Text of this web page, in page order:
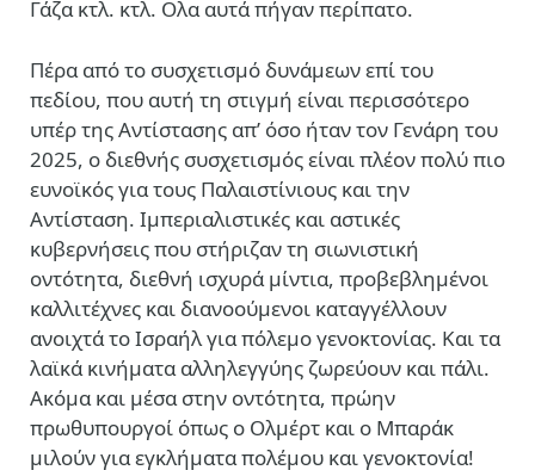
Γάζα κτλ. κτλ. Ολα αυτά πήγαν περίπατο.
Πέρα από το συσχετισμό δυνάμεων επί του
πεδίου, που αυτή τη στιγμή είναι περισσότερο
υπέρ της Αντίστασης απ’ όσο ήταν τον Γενάρη του
2025, ο διεθνής συσχετισμός είναι πλέον πολύ πιο
ευνοϊκός για τους Παλαιστίνιους και την
Αντίσταση. Ιμπεριαλιστικές και αστικές
κυβερνήσεις που στήριζαν τη σιωνιστική
οντότητα, διεθνή ισχυρά μίντια, προβεβλημένοι
καλλιτέχνες και διανοούμενοι καταγγέλλουν
ανοιχτά το Ισραήλ για πόλεμο γενοκτονίας. Και τα
λαϊκά κινήματα αλληλεγγύης ζωρεύουν και πάλι.
Ακόμα και μέσα στην οντότητα, πρώην
πρωθυπουργοί όπως ο Ολμέρτ και ο Μπαράκ
μιλούν για εγκλήματα πολέμου και γενοκτονία!